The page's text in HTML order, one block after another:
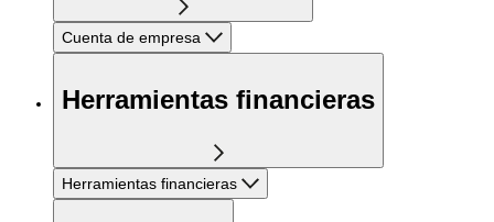
Cuenta de empresa
Herramientas financieras
Herramientas financieras